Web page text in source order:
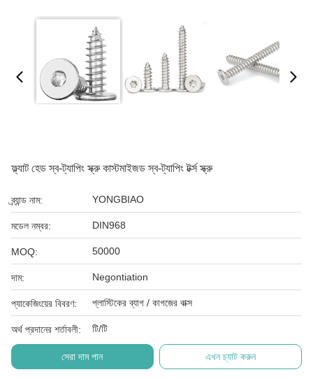
ফ্ল্যাট হেড স্ব-ট্যাপিং স্ক্রু কাস্টমাইজড স্ব-ট্যাপিং টর্ক্স স্ক্রু
ব্র্যান্ড নাম: YONGBIAO
মডেল নম্বর: DIN968
MOQ: 50000
দাম: Negontiation
প্যাকেজিংয়ের বিবরণ: প্লাস্টিকের ব্যাগ / কাগজের বাক্স
অর্থ প্রদানের শর্তাবলী: টি/টি
সেরা দাম পান এখন চ্যাট করুন